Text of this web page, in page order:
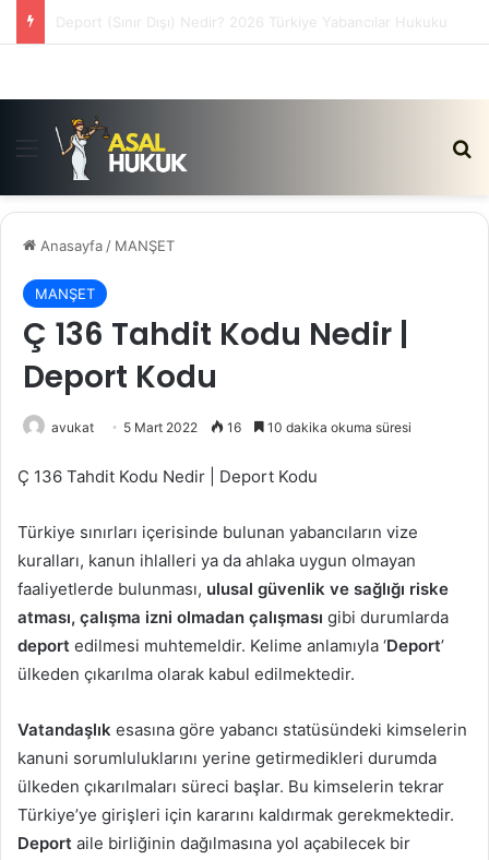
Satış Vaadi Sözleşmesi İptali Nedir?
Menü
Anasayfa / MANŞET
MANŞET
Ç 136 Tahdit Kodu Nedir |
Deport Kodu
avukat 5 Mart 2022 16 10 dakika okuma süresi
Ç 136 Tahdit Kodu Nedir | Deport Kodu
Türkiye sınırları içerisinde bulunan yabancıların vize
kuralları, kanun ihlalleri ya da ahlaka uygun olmayan
faaliyetlerde bulunması, ulusal güvenlik ve sağlığı riske
atması, çalışma izni olmadan çalışması gibi durumlarda
deport edilmesi muhtemeldir. Kelime anlamıyla ‘Deport’
ülkeden çıkarılma olarak kabul edilmektedir.
Vatandaşlık esasına göre yabancı statüsündeki kimselerin
kanuni sorumluluklarını yerine getirmedikleri durumda
ülkeden çıkarılmaları süreci başlar. Bu kimselerin tekrar
Türkiye’ye girişleri için kararını kaldırmak gerekmektedir.
Deport aile birliğinin dağılmasına yol açabilecek bir